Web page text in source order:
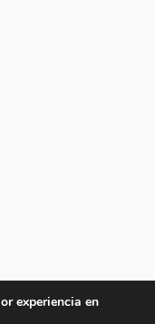
experiencia en